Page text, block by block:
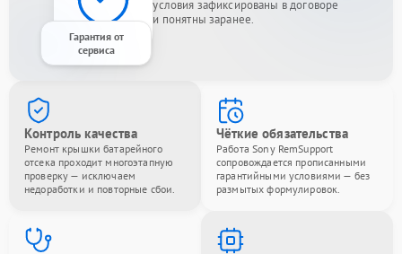
Гарантия от
сервиса
условия зафиксированы в договоре
и понятны заранее.
Контроль качества
Ремонт крышки батарейного
отсека проходит многоэтапную
проверку — исключаем
недоработки и повторные сбои.
Чёткие обязательства
Работа Sony RemSupport
сопровождается прописанными
гарантийными условиями — без
размытых формулировок.